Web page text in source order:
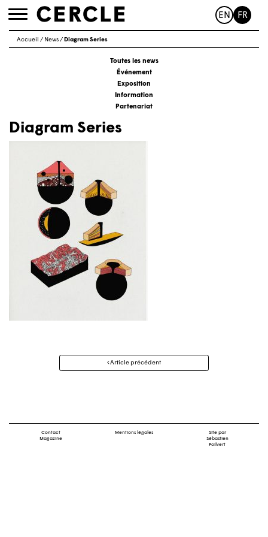
Toggle
EN FR
Accueil / News/ Diagram Series
Toutes les news
Événement
Exposition
Information
Partenariat
Diagram Series
Navigation
Article précédent
Contact
Magazine
Mentions légales
Site par
Sébastien
Poilvert